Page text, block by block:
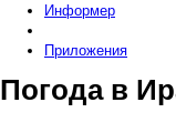
Информер
Приложения
Погода в